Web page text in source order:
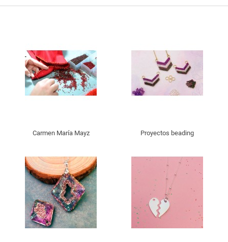
Carmen María Mayz Proyectos beading